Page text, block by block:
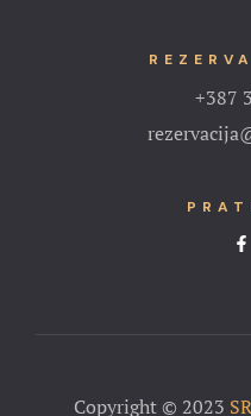
+387
Copyright © 2023